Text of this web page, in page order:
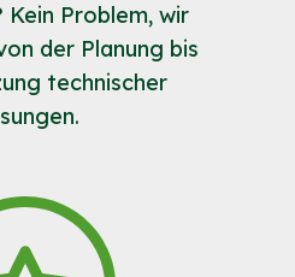
Kein Problem, wir
der Planung bis
technischer